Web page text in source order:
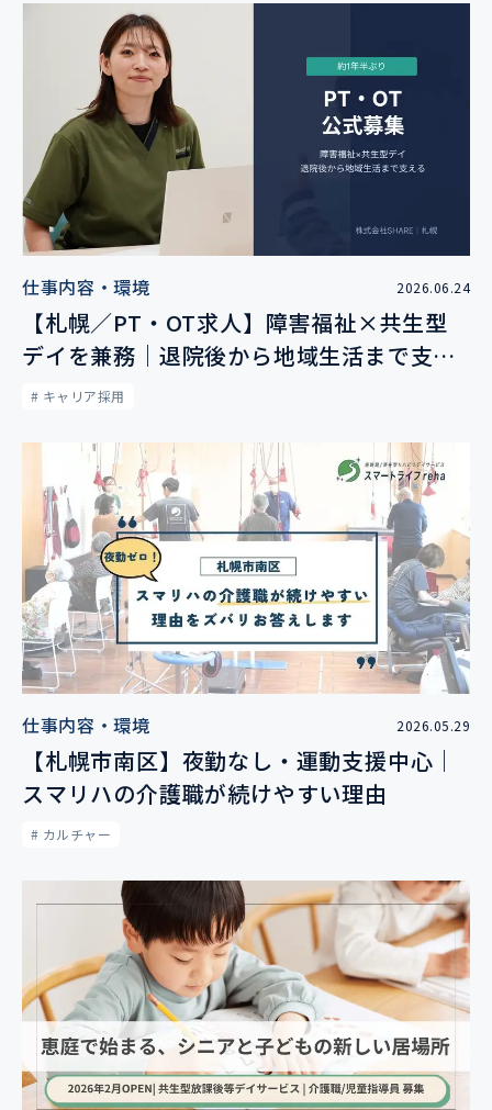
仕事内容・環境 2026.06.24
【札幌／PT・OT求人】障害福祉×共生型
デイを兼務｜退院後から地域生活まで支え
る理学療法士・作業療法士募集
# キャリア採用
仕事内容・環境 2026.05.29
【札幌市南区】夜勤なし・運動支援中心｜
スマリハの介護職が続けやすい理由
# カルチャー